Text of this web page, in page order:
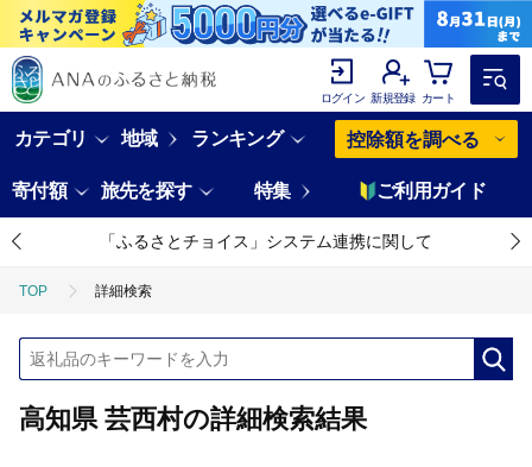
ログイン 新規登録 カート
カテゴリ 地域 ランキング 控除額を調べる
寄付額 旅先を探す 特集 ご利用ガイド
「ふるさとチョイス」システム連携に関して
TOP 詳細検索
高知県 芸西村の詳細検索結果